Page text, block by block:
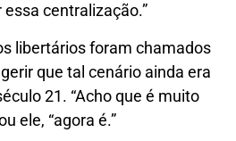
centralização.”
libertários foram chamados
que tal cenário ainda era
21. “Acho que é muito
ele, “agora é.”